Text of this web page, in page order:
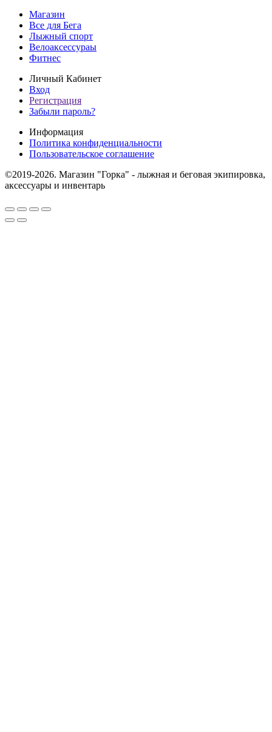
Магазин
Все для Бега
Лыжный спорт
Велоаксессураы
Фитнес
Личный Кабинет
Вход
Регистрация
Забыли пароль?
Информация
Политика конфиденциальности
Пользовательское соглашение
©2019-2026. Магазин "Горка" - лыжная и беговая экипировка,
аксессуары и инвентарь